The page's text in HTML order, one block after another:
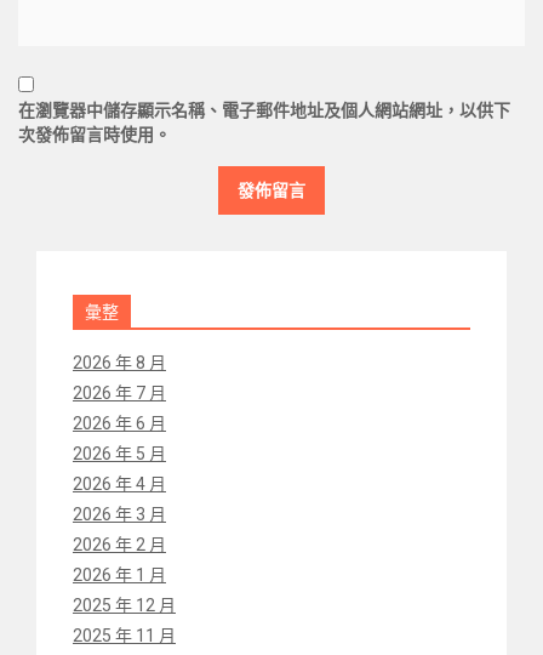
在瀏覽器中儲存顯示名稱、電子郵件地址及個人網站網址，以供下
次發佈留言時使用。
彙整
2026 年 8 月
2026 年 7 月
2026 年 6 月
2026 年 5 月
2026 年 4 月
2026 年 3 月
2026 年 2 月
2026 年 1 月
2025 年 12 月
2025 年 11 月